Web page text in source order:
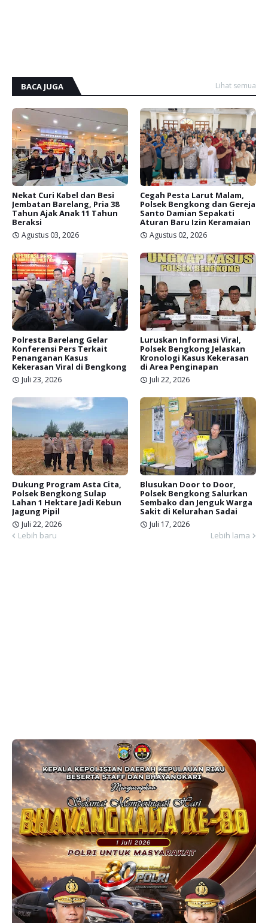
BACA JUGA Lihat semua
Nekat Curi Kabel dan Besi
Jembatan Barelang, Pria 38
Tahun Ajak Anak 11 Tahun
Beraksi
Agustus 03, 2026
Cegah Pesta Larut Malam,
Polsek Bengkong dan Gereja
Santo Damian Sepakati
Aturan Baru Izin Keramaian
Agustus 02, 2026
Polresta Barelang Gelar
Konferensi Pers Terkait
Penanganan Kasus
Kekerasan Viral di Bengkong
Juli 23, 2026
Luruskan Informasi Viral,
Polsek Bengkong Jelaskan
Kronologi Kasus Kekerasan
di Area Penginapan
Juli 22, 2026
Dukung Program Asta Cita,
Polsek Bengkong Sulap
Lahan 1 Hektare Jadi Kebun
Jagung Pipil
Juli 22, 2026
Blusukan Door to Door,
Polsek Bengkong Salurkan
Sembako dan Jenguk Warga
Sakit di Kelurahan Sadai
Juli 17, 2026
Lebih baru Lebih lama